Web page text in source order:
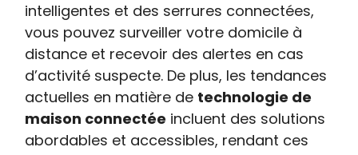
intelligentes et des serrures connectées,
vous pouvez surveiller votre domicile à
distance et recevoir des alertes en cas
d’activité suspecte. De plus, les tendances
actuelles en matière de technologie de
maison connectée incluent des solutions
abordables et accessibles, rendant ces